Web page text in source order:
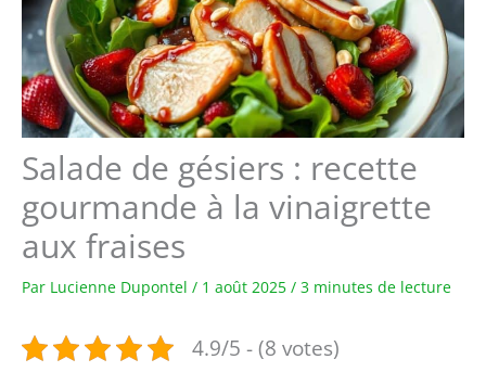
Salade de gésiers : recette
gourmande à la vinaigrette
aux fraises
Par Lucienne Dupontel / 1 août 2025 / 3 minutes de lecture
4.9/5 - (8 votes)